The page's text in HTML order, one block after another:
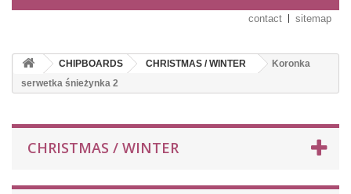
contact sitemap
CHIPBOARDS CHRISTMAS / WINTER
Koronka
serwetka śnieżynka 2
CHRISTMAS / WINTER